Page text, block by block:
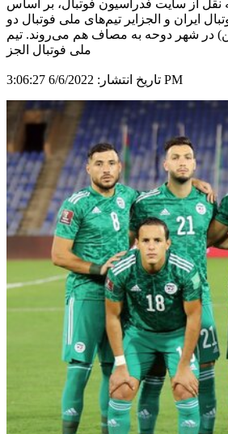
نقل از سایت فدراسیون فوتبال، بر اساس
ایران و الجزایر تیم‌های ملی فوتبال دو
۲۲ خرداد (۱۲ ژوئن) در شهر دوحه به مصاف هم می‌روند. تیم
ملی فوتبال الجز
تاریخ انتشار: 6/6/2022 3:06:27 PM